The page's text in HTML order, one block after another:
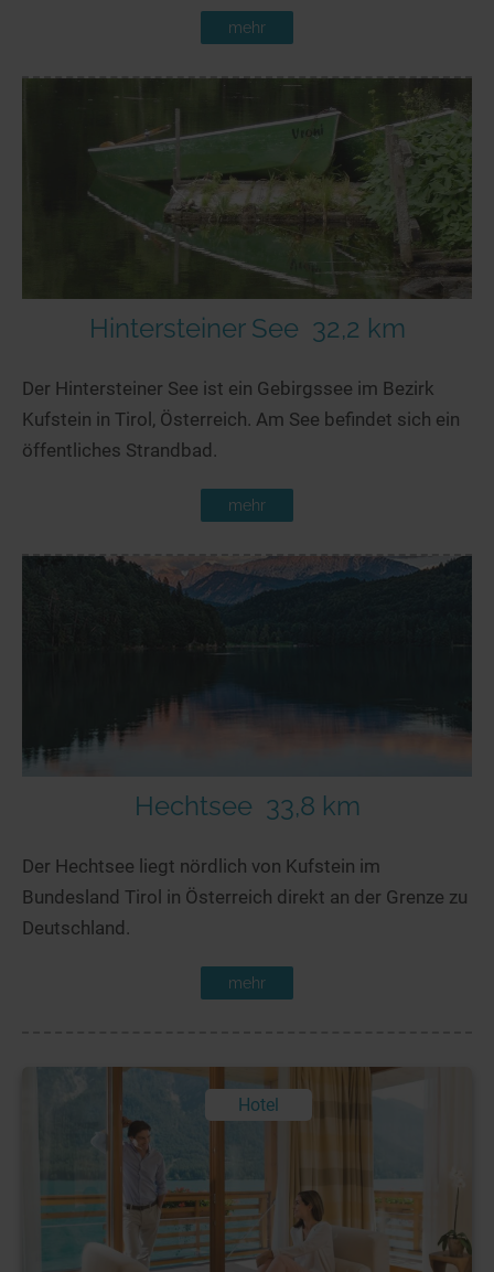
mehr
Hintersteiner See 32,2 km
Der Hintersteiner See ist ein Gebirgssee im Bezirk
Kufstein in Tirol, Österreich. Am See befindet sich ein
öffentliches Strandbad.
mehr
Hechtsee 33,8 km
Der Hechtsee liegt nördlich von Kufstein im
Bundesland Tirol in Österreich direkt an der Grenze zu
Deutschland.
mehr
Hotel